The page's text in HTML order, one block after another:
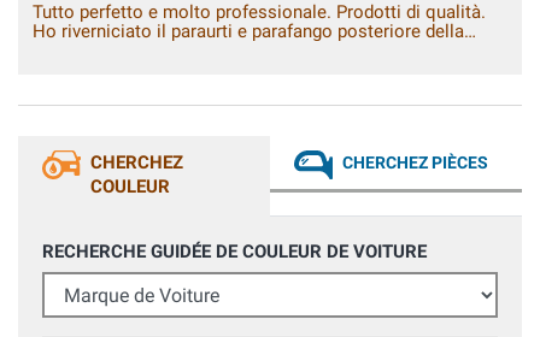
Tutto perfetto e molto professionale. Prodotti di qualità.
Ho riverniciato il paraurti e parafango posteriore della
CHERCHEZ
COULEUR
CHERCHEZ PIÈCES
RECHERCHE GUIDÉE DE COULEUR DE VOITURE
Marque de Voiture